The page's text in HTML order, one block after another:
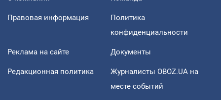
Правовая информация
Политика
конфиденциальности
Реклама на сайте Документы
Редакционная политика
Журналисты OBOZ.UA на
месте событий